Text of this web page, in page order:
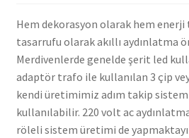
İletişim
Ödeme
Hem dekorasyon olarak hem
tasarrufu olarak akıllı aydınlatma
Merdivenlerde genelde şerit led
adaptör trafo ile kullanılan 3 çip
kendi üretimimiz adım takip
kullanılabilir. 220 volt ac
röleli sistem üretimi de